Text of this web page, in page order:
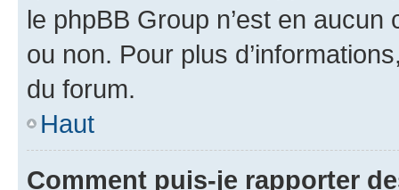
le phpBB Group n’est en
ou non. Pour plus
du forum.
Haut
Comment puis-je rapporter